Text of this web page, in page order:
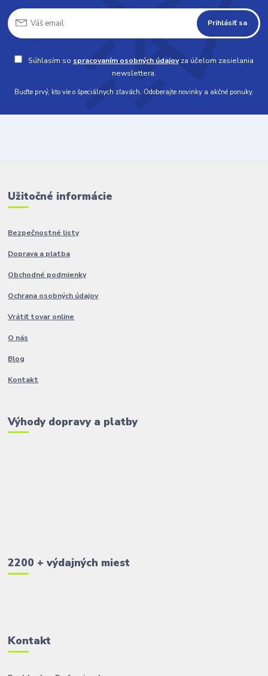
Prihlásiť sa
Súhlasím so spracovaním osobných údajovza účelom zasielania
newslettera.
Buďte prvý, kto vie o špeciálnych zľavách. Odoberajte novinky a akčné ponuky.
Užitočné informácie
Bezpečnostné listy
Doprava a platba
Obchodné podmienky
Ochrana osobných údajov
Vrátiť tovar online
O nás
Blog
Kontakt
Výhody dopravy a platby
2200 + výdajných miest
Kontakt